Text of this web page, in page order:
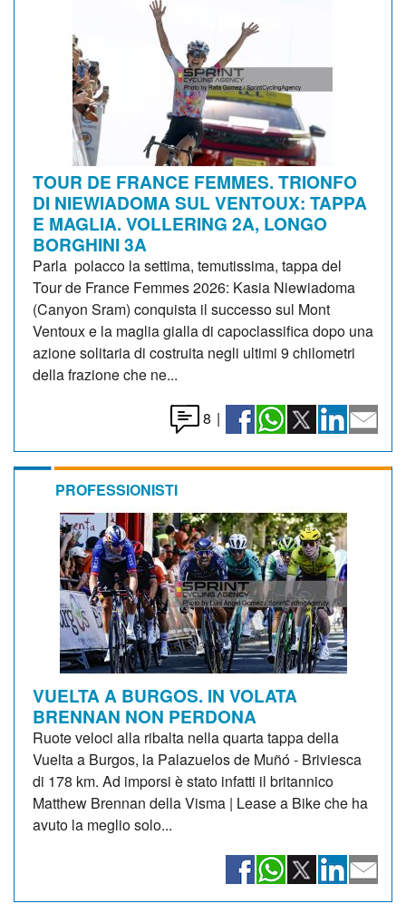
TOUR DE FRANCE FEMMES. TRIONFO
DI NIEWIADOMA SUL VENTOUX: TAPPA
E MAGLIA. VOLLERING 2A, LONGO
BORGHINI 3A
Parla polacco la settima, temutissima, tappa del
Tour de France Femmes 2026: Kasia Niewiadoma
(Canyon Sram) conquista il successo sul Mont
Ventoux e la maglia gialla di capoclassifica dopo una
azione solitaria di costruita negli ultimi 9 chilometri
della frazione che ne...
8 |
PROFESSIONISTI
VUELTA A BURGOS. IN VOLATA
BRENNAN NON PERDONA
Ruote veloci alla ribalta nella quarta tappa della
Vuelta a Burgos, la Palazuelos de Muñó - Briviesca
di 178 km. Ad imporsi è stato infatti il britannico
Matthew Brennan della Visma | Lease a Bike che ha
avuto la meglio solo...